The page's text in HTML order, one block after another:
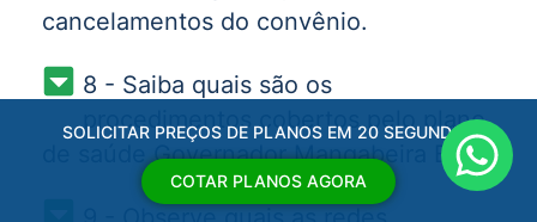
cancelamentos do convênio.
8 - Saiba quais são os
procedimentos cobertos pelo plano
de saúde Governador Mangabeira BA
SOLICITAR PREÇOS DE PLANOS EM 20 SEGUNDOS
COTAR PLANOS AGORA